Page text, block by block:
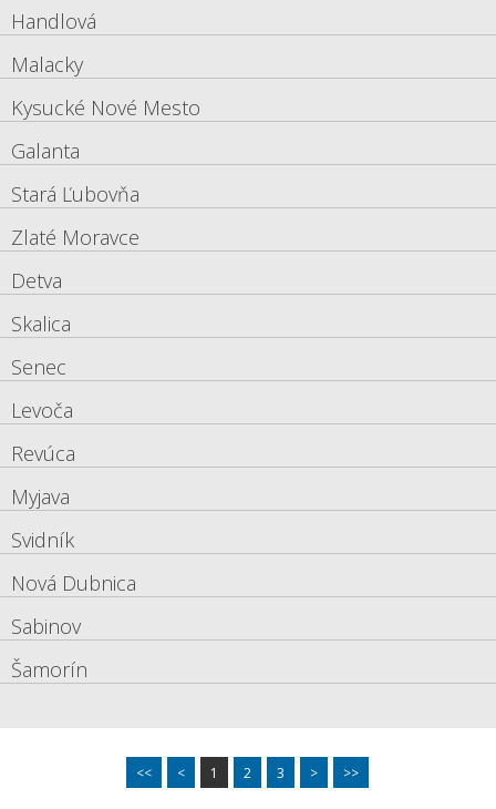
Handlová
Malacky
Kysucké Nové Mesto
Galanta
Stará Ľubovňa
Zlaté Moravce
Detva
Skalica
Senec
Levoča
Revúca
Myjava
Svidník
Nová Dubnica
Sabinov
Šamorín
<< < 1 2 3 > >>